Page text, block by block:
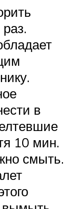
в
10 мин.
смыть.